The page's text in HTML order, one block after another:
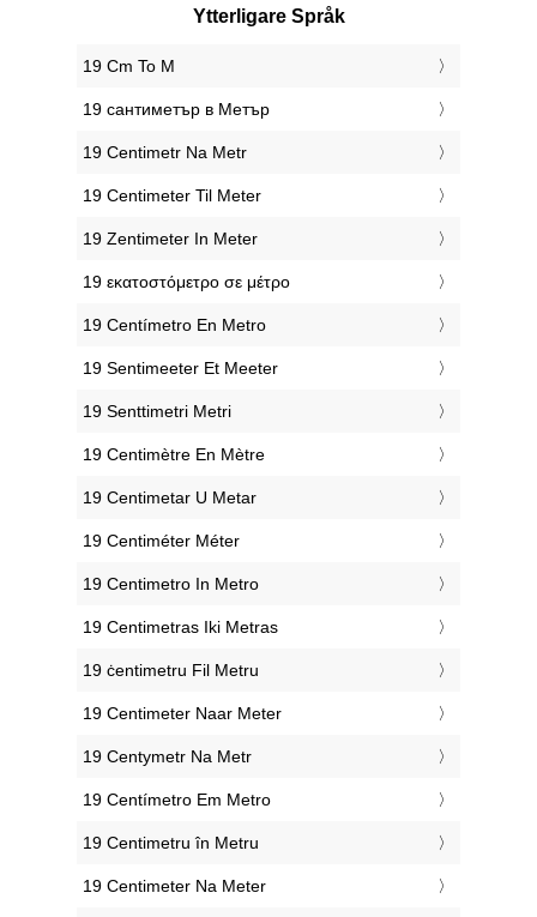
Ytterligare Språk
‎19 Cm To M
‎19 сантиметър в Метър
‎19 Centimetr Na Metr
‎19 Centimeter Til Meter
‎19 Zentimeter In Meter
‎19 εκατοστόμετρο σε μέτρο
‎19 Centímetro En Metro
‎19 Sentimeeter Et Meeter
‎19 Senttimetri Metri
‎19 Centimètre En Mètre
‎19 Centimetar U Metar
‎19 Centiméter Méter
‎19 Centimetro In Metro
‎19 Centimetras Iki Metras
‎19 ċentimetru Fil Metru
‎19 Centimeter Naar Meter
‎19 Centymetr Na Metr
‎19 Centímetro Em Metro
‎19 Centimetru în Metru
‎19 Centimeter Na Meter